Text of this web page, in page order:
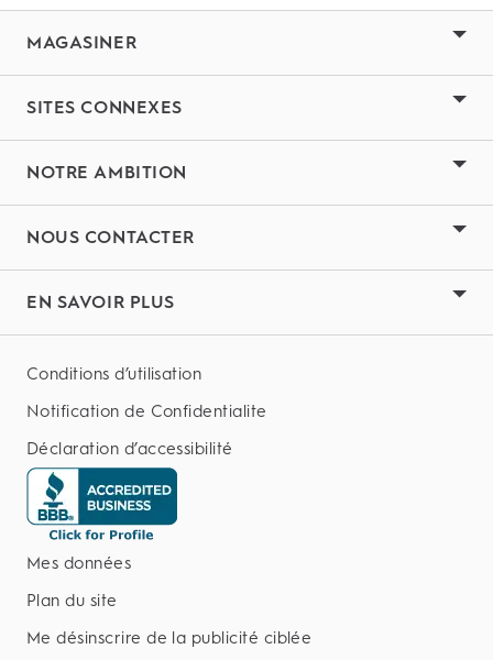
MAGASINER
SITES CONNEXES
NOTRE AMBITION
NOUS CONTACTER
EN SAVOIR PLUS
Conditions d’utilisation
Notification de Confidentialite
Déclaration d’accessibilité
Mes données
Plan du site
Me désinscrire de la publicité ciblée